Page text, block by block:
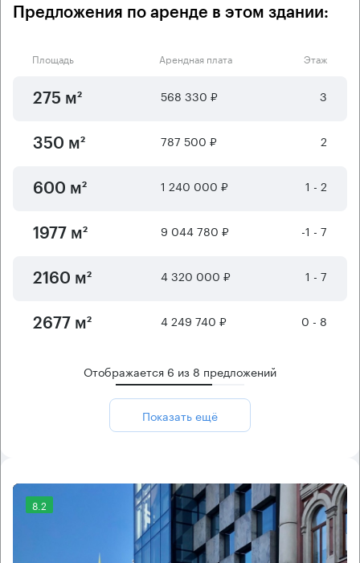
Предложения по аренде в этом здании:
Площадь Арендная плата Этаж
275 м² 568 330 ₽ 3
350 м² 787 500 ₽ 2
600 м² 1 240 000 ₽ 1 - 2
1977 м² 9 044 780 ₽ -1 - 7
2160 м² 4 320 000 ₽ 1 - 7
2677 м² 4 249 740 ₽ 0 - 8
Отображается 6 из 8 предложений
Показать ещё
8.2